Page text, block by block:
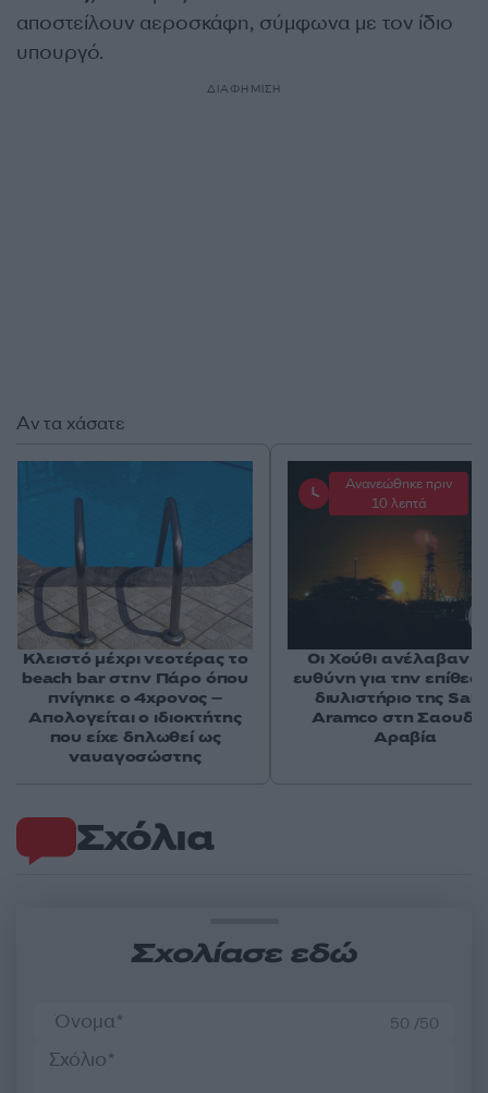
αποστείλουν αεροσκάφη, σύμφωνα με τον ίδιο
υπουργό.
ΔΙΑΦΗΜΙΣΗ
Σχόλια
Σχολίασε εδώ
50 /50
Αν τα χάσατε
Κλειστό μέχρι νεοτέρας το
beach bar στην Πάρο όπου
πνίγηκε ο 4χρονος –
Απολογείται ο ιδιοκτήτης
που είχε δηλωθεί ως
ναυαγοσώστης
Ανανεώθηκε πριν
10 λεπτά
Οι Χούθι ανέλαβαν
ευθύνη για την
διυλιστήριο της
Aramco στη
Αραβία